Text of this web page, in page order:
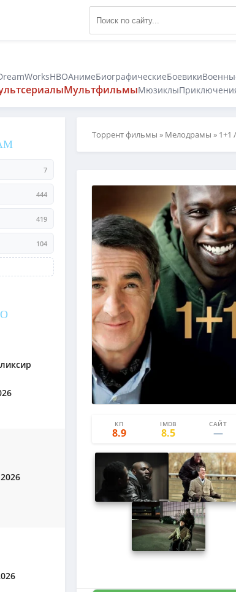
HBOАнимеБиографическиеБоевики
МультфильмыМюзиклы
7
444
419
104
Торрент фильмы » Мелодрамы »
КП
8.9
IMDB
8.5
САЙТ
14
+15